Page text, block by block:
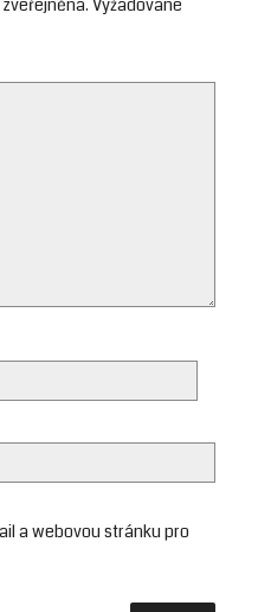
a webovou stránku pro